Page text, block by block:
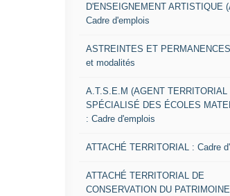
D'ENSEIGNEMENT ARTISTIQUE
Cadre d'emplois
ASTREINTES ET
et modalités
A.T.S.E.M (AGENT TERRITORIAL
SPÉCIALISÉ DES ÉCOLES
: Cadre d'emplois
ATTACHÉ TERRITORIAL : Cadre
ATTACHÉ TERRITORIAL DE
CONSERVATION DU